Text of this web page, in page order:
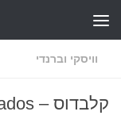
וויסקי וברנדי
קלבדוס – Calvados